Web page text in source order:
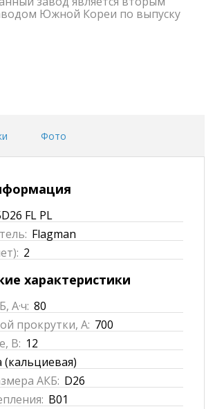
Южной Кореи по выпуску
Фото
FL PL
Flagman
2
характеристики
А·ч: 80
прокрутки, А: 700
В: 12
(кальциевая)
АКБ: D26
B01